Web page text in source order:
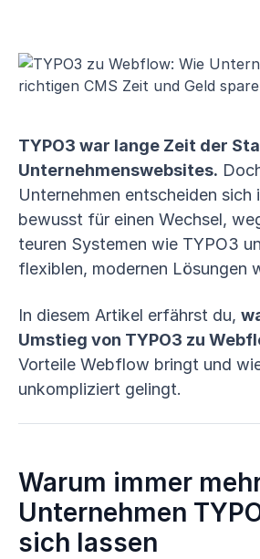
TYPO3 war lange Zeit der
Unternehmenswebsites.
Unternehmen entscheiden sich
bewusst für einen Wechsel,
teuren Systemen wie TYPO3
flexiblen, modernen Lösungen
In diesem Artikel erfährst du,
Umstieg von TYPO3 zu
Vorteile Webflow bringt und
unkompliziert gelingt.
Warum immer
Unternehmen
sich lassen